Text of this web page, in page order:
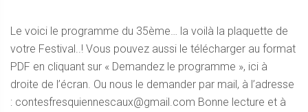
Le voici le programme du 35ème… la voilà la plaquette de
votre Festival..! Vous pouvez aussi le télécharger au format
PDF en cliquant sur « Demandez le programme », ici à
droite de l’écran. Ou nous le demander par mail, à l’adresse
: contesfresquiennescaux@gmail.com Bonne lecture et à